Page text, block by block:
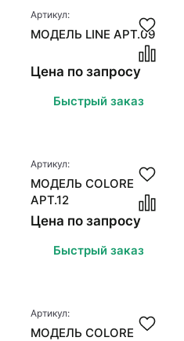
Артикул:
МОДЕЛЬ LINE АРТ.09
Цена по запросу
Быстрый заказ
Артикул:
МОДЕЛЬ COLORE
АРТ.12
Цена по запросу
Быстрый заказ
Артикул:
МОДЕЛЬ COLORE
Стеновые панели
Межкомнатные двери
Стеновые панели
Межкомнатные двери